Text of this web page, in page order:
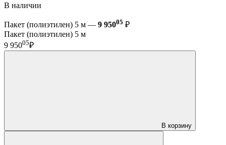
В наличии
Пакет (полиэтилен) 5 м — 9 95005 ₽
Пакет (полиэтилен) 5 м
9 95005₽
В корзину